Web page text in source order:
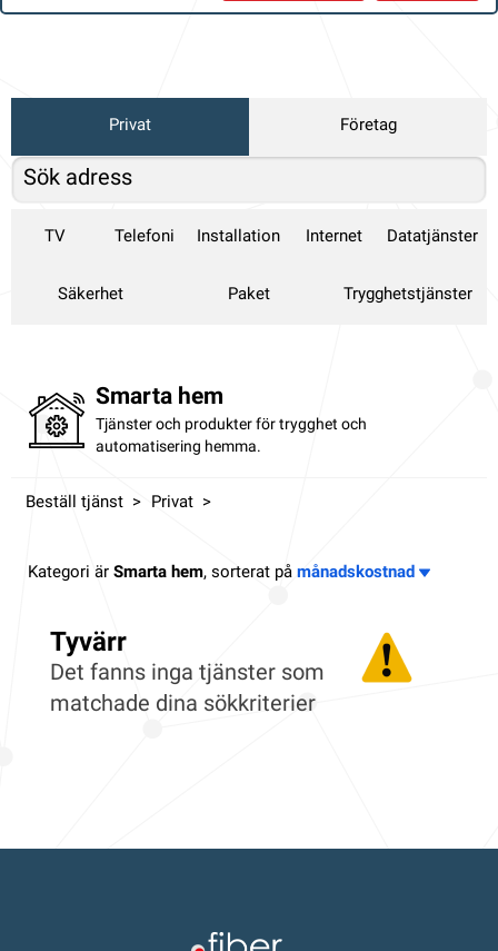
Privat Företag
TV Telefoni Installation Internet Datatjänster
Säkerhet Paket Trygghetstjänster
Smarta hem
Tjänster och produkter för trygghet och
automatisering hemma.
Beställ tjänst Privat
Kategori är Smarta hem, sorterat på månadskostnad
Tyvärr
Det fanns inga tjänster som
matchade dina sökkriterier